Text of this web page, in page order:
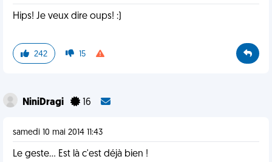
Hips! Je veux dire oups! :)
242 15
NiniDragi 16
samedi 10 mai 2014 11:43
Le geste... Est là c'est déjà bien !